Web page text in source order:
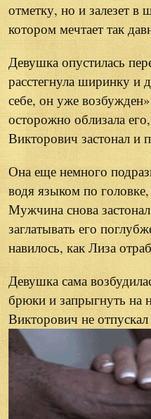
отметку, но и залезет
котором мечтает так
Девушка опустилась
расстегнула ширинку и
себе, он уже
осторожно облизала
Викторович застонал и
Она еще немного
водя языком по
Мужчина снова
заглатывать его
навилось, как Лиза
Девушка сама
брюки и запрыгнуть на
Викторович не отпускал